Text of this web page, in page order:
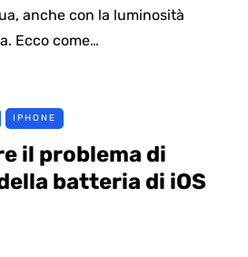
anche con la luminosità
Ecco come…
IPHONE
il problema di
batteria di iOS